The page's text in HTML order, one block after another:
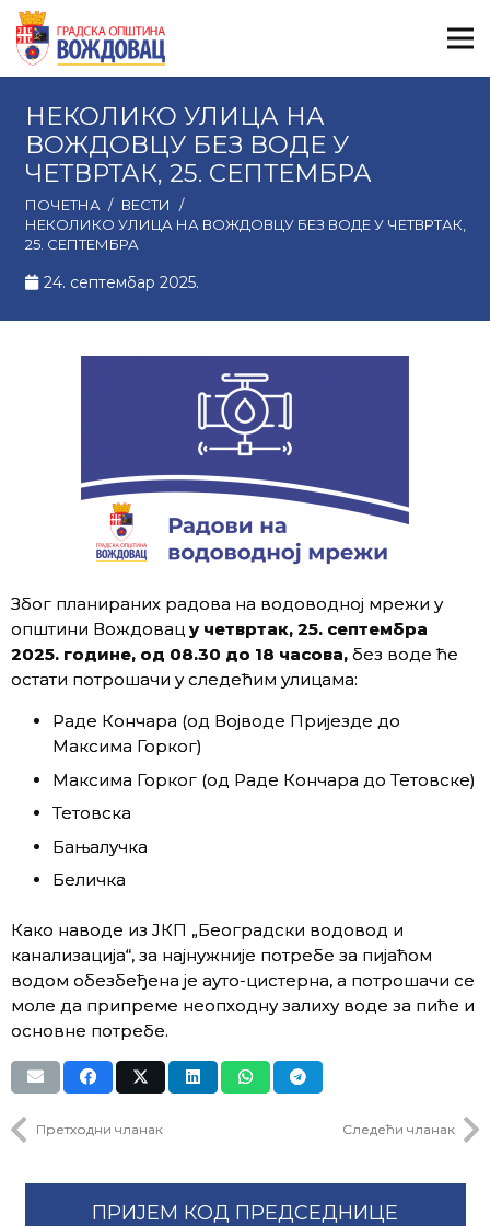
НЕКОЛИКО УЛИЦА НА
ВОЖДОВЦУ БЕЗ ВОДЕ У
ЧЕТВРТАК, 25. СЕПТЕМБРА
ПОЧЕТНА / ВЕСТИ
/
НЕКОЛИКО УЛИЦА НА ВОЖДОВЦУ БЕЗ ВОДЕ У ЧЕТВРТАК,
25. СЕПТЕМБРА
24. септембар 2025.
Због планираних радова на водоводној мрежи у
општини Вождовац у четвртак, 25. септембра
2025. године, од 08.30 до 18 часова, без воде ће
остати потрошачи у следећим улицама:
Раде Кончара (од Војводе Пријезде до
Максима Горког)
Максима Горког (од Раде Кончара до Тетовске)
Тетовска
Бањалучка
Беличка
Како наводе из ЈКП „Београдски водовод и
канализација“, за најнужније потребе за пијаћом
водом обезбеђена је ауто-цистерна, а потрошачи се
моле да припреме неопходну залиху воде за пиће и
основне потребе.
Претходни чланак Следећи чланак
ПРИЈЕМ КОД ПРЕДСЕДНИЦЕ